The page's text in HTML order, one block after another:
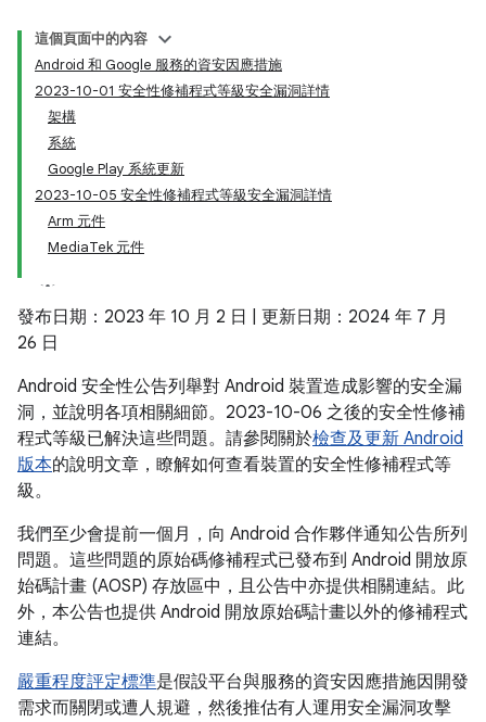
這個頁面中的內容
Android 和 Google 服務的資安因應措施
2023-10-01 安全性修補程式等級安全漏洞詳情
架構
系統
Google Play 系統更新
2023-10-05 安全性修補程式等級安全漏洞詳情
Arm 元件
MediaTek 元件
發布日期：2023 年 10 月 2 日 | 更新日期：2024 年 7 月
26 日
Android 安全性公告列舉對 Android 裝置造成影響的安全漏
洞，並說明各項相關細節。2023-10-06 之後的安全性修補
程式等級已解決這些問題。請參閱關於檢查及更新 Android
版本的說明文章，瞭解如何查看裝置的安全性修補程式等
級。
我們至少會提前一個月，向 Android 合作夥伴通知公告所列
問題。這些問題的原始碼修補程式已發布到 Android 開放原
始碼計畫 (AOSP) 存放區中，且公告中亦提供相關連結。此
外，本公告也提供 Android 開放原始碼計畫以外的修補程式
連結。
嚴重程度評定標準是假設平台與服務的資安因應措施因開發
需求而關閉或遭人規避，然後推估有人運用安全漏洞攻擊